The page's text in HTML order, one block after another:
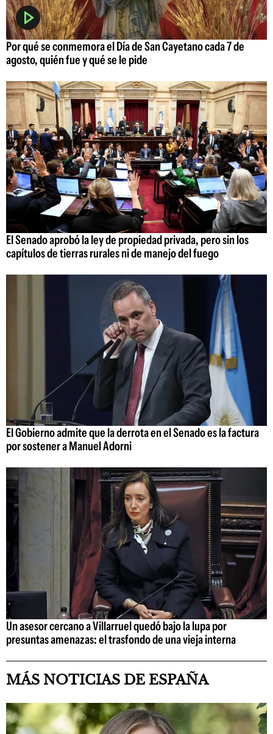
Por qué se conmemora el Día de San Cayetano cada 7 de
agosto, quién fue y qué se le pide
El Senado aprobó la ley de propiedad privada, pero sin los
capítulos de tierras rurales ni de manejo del fuego
El Gobierno admite que la derrota en el Senado es la factura
por sostener a Manuel Adorni
Un asesor cercano a Villarruel quedó bajo la lupa por
presuntas amenazas: el trasfondo de una vieja interna
MÁS NOTICIAS DE ESPAÑA